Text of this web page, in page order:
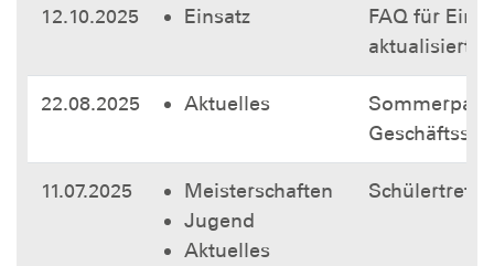
12.10.2025 Einsatz
FAQ für
aktualisiert
22.08.2025 Aktuelles
11.07.2025
Meisterschaften
Jugend
Aktuelles